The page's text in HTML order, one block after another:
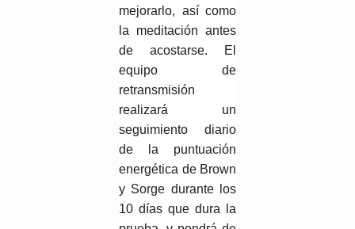
mejorarlo, así como
la meditación antes
de acostarse. El
equipo de
retransmisión
realizará un
seguimiento diario
de la puntuación
energética de Brown
y Sorge durante los
10 días que dura la